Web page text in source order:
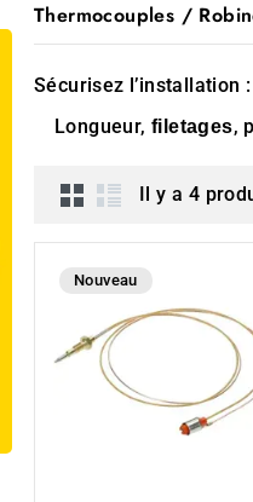
Thermocouples /
Sécurisez l’installation :
Longueur, filetages,
Il y a 4
Nouveau